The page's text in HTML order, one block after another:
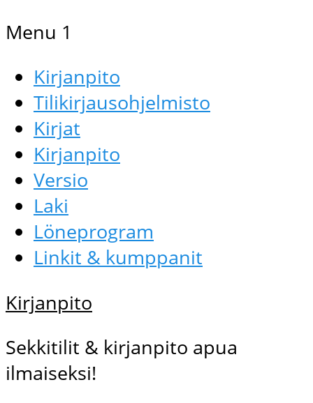
Menu 1
Kirjanpito
Tilikirjausohjelmisto
Kirjat
Kirjanpito
Versio
Laki
Löneprogram
Linkit & kumppanit
Kirjanpito
Sekkitilit & kirjanpito apua
ilmaiseksi!